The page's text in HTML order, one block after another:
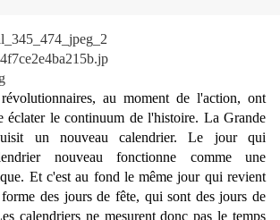
au moment de l'action, ont
éclater le continuum de l'histoire. La Grande
un nouveau calendrier. Le jour qui
nouveau fonctionne comme une
Et c'est au fond le même jour qui revient
forme des jours de fête, qui sont des jours de
calendriers ne mesurent donc pas le temps